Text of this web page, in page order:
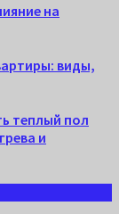
на
виды,
теплый пол
и